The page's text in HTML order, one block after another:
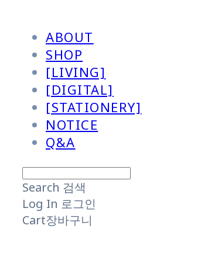
ABOUT
SHOP
[LIVING]
[DIGITAL]
[STATIONERY]
NOTICE
Q&A
Search 검색
Log In 로그인
Cart장바구니